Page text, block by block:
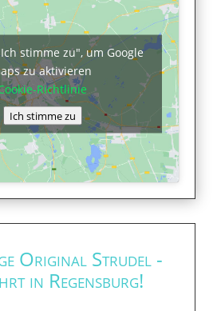
stimme zu", um Google
zu aktivieren
Richtlinie
Ich stimme zu
Original Strudel -
in Regensburg!